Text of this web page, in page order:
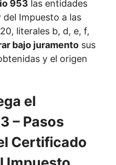
953 las entidades
del Impuesto a las
literales b, d, e, f,
bajo juramento sus
y el origen
el
– Pasos
Certificado